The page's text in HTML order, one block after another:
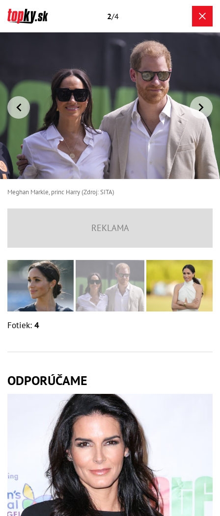
2/4
Meghan Markle, princ Harry (Zdroj: SITA)
Fotiek: 4
ODPORÚČAME